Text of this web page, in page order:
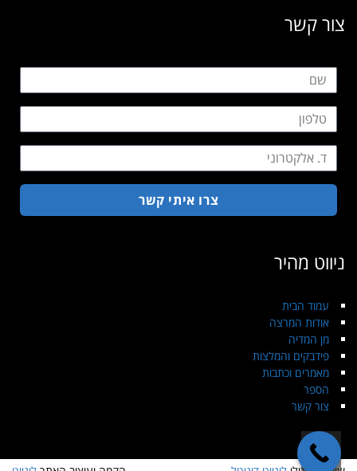
צור קשר
צרו איתי קשר
ניווט מהיר
עמוד הבית
אודות המרצה
מן המדיה
פידבקים והמלצות
מאמרים וכתבות
הספר
צור קשר
גלילה